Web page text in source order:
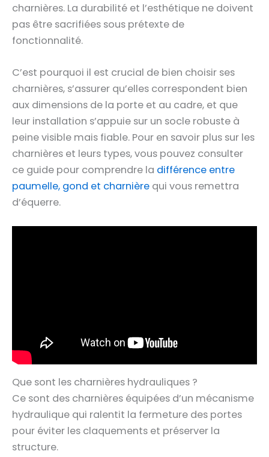
charnières. La durabilité et l’esthétique ne doivent
pas être sacrifiées sous prétexte de
fonctionnalité.
C’est pourquoi il est crucial de bien choisir ses
charnières, s’assurer qu’elles correspondent bien
aux dimensions de la porte et au cadre, et que
leur installation s’appuie sur un socle robuste à
peine visible mais fiable. Pour en savoir plus sur les
charnières et leurs types, vous pouvez consulter
ce guide pour comprendre la différence entre
paumelle, gond et charnière qui vous remettra
d’équerre.
Que sont les charnières hydrauliques ?
Ce sont des charnières équipées d’un mécanisme
hydraulique qui ralentit la fermeture des portes
pour éviter les claquements et préserver la
structure.